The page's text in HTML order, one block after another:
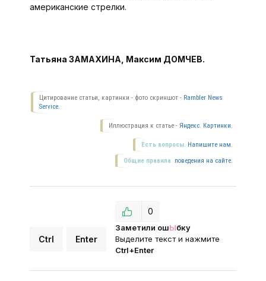
американские стрелки.
Татьяна ЗАМАХИНА, Максим ДОМЧЕВ.
Цитирование статьи, картинки - фото скриншот - Rambler News
Service.
Иллюстрация к статье - Яндекс. Картинки.
Есть вопросы. Напишите нам.
Общие правила поведения на сайте.
Ctrl Enter
Заметили ошЫбку
Выделите текст и нажмите
Ctrl+Enter
0